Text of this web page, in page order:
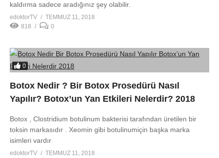
kaldırma sadece aradığınız şey olabilir.
edoktorTV
TEMMUZ 11, 2018
818
0
0
Botox Nedir ? Bir Botox Prosedürü Nasıl
Yapılır? Botox’un Yan Etkileri Nelerdir? 2018
Botox , Clostridium botulinum bakterisi tarafından üretilen bir
toksin markasıdır . Xeomin gibi botulinumiçin başka marka
isimleri vardır
edoktorTV
TEMMUZ 11, 2018